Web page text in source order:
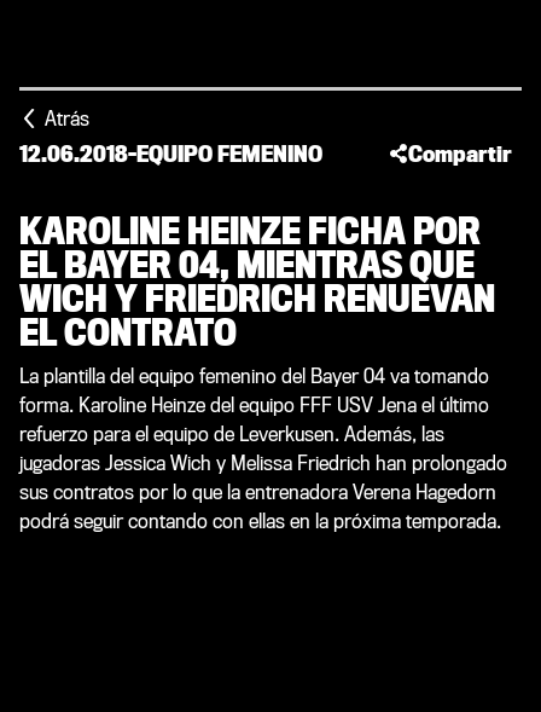
Atrás
12.06.2018-EQUIPO FEMENINO Compartir
KAROLINE HEINZE FICHA POR
EL BAYER 04, MIENTRAS QUE
WICH Y FRIEDRICH RENUEVAN
EL CONTRATO
La plantilla del equipo femenino del Bayer 04 va tomando
forma. Karoline Heinze del equipo FFF USV Jena el último
refuerzo para el equipo de Leverkusen. Además, las
jugadoras Jessica Wich y Melissa Friedrich han prolongado
sus contratos por lo que la entrenadora Verena Hagedorn
podrá seguir contando con ellas en la próxima temporada.